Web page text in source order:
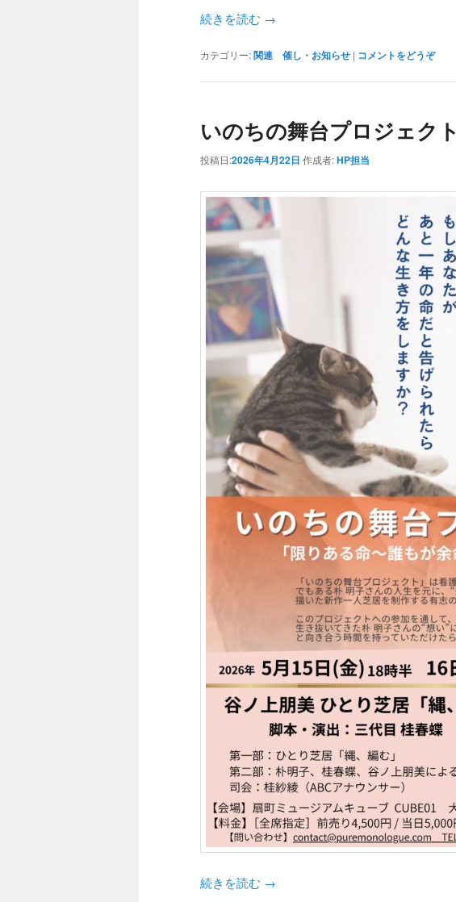
続きを読む →
カテゴリー:関連 催し・お知らせ | コメントをどうぞ
いのちの舞台プロジェクト
投稿日:2026年4月22日 作成者:HP担当
続きを読む →